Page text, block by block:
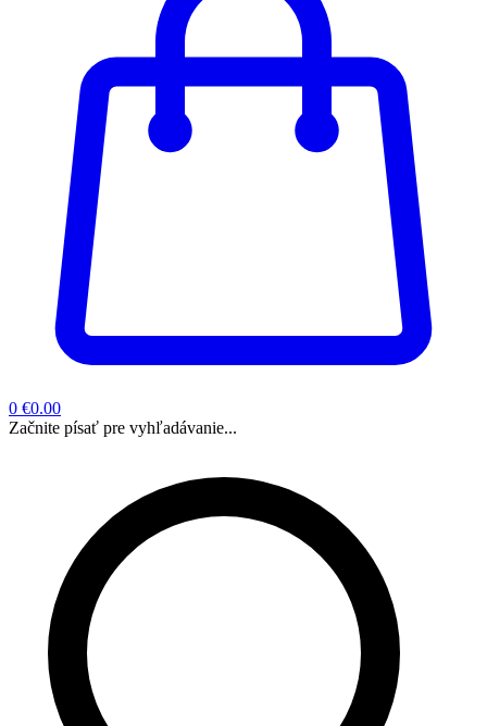
0 €0.00
Začnite písať pre vyhľadávanie...